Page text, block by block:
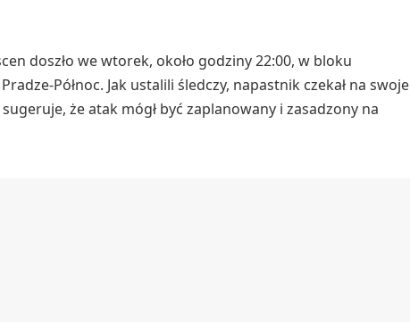
doszło we wtorek, około godziny 22:00, w bloku
Północ. Jak ustalili śledczy, napastnik czekał na swoje
że atak mógł być zaplanowany i zasadzony na